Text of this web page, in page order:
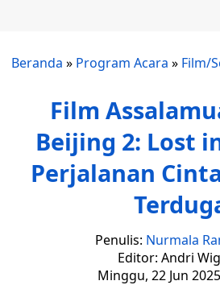
Beranda » Program Acara » Film/
Film
Beijing 2: Lost
Perjalanan
Penulis: Nurmala
Editor: Andri
Minggu, 22 Jun